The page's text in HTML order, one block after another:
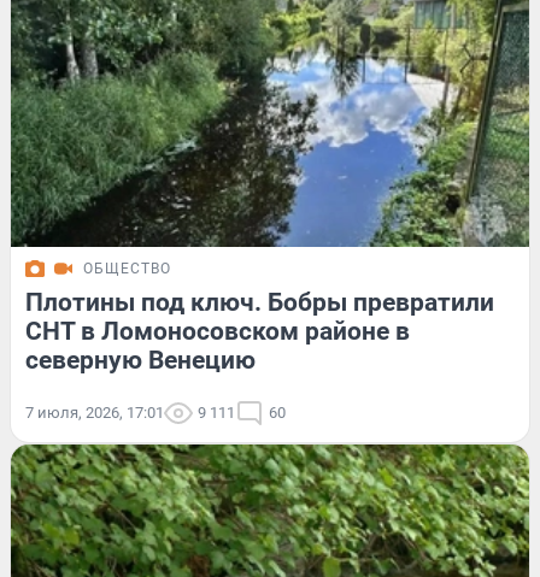
ОБЩЕСТВО
Плотины под ключ. Бобры превратили
СНТ в Ломоносовском районе в
северную Венецию
7 июля, 2026, 17:01 9 111 60